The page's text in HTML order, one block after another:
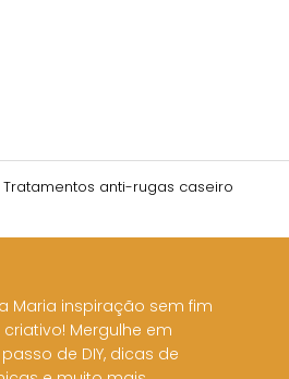
Tratamentos anti-rugas caseiro
Maria inspiração sem fim
Mergulhe em
de DIY, dicas de